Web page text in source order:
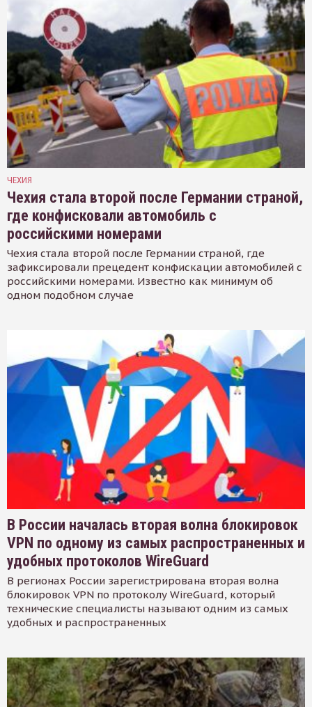
ЧЕХИЯ
Чехия стала второй после Германии страной,
где конфисковали автомобиль с
российскими номерами
Чехия стала второй после Германии страной, где
зафиксировали прецедент конфискации автомобилей с
российскими номерами. Известно как минимум об
одном подобном случае
В России началась вторая волна блокировок
VPN по одному из самых распространенных и
удобных протоколов WireGuard
В регионах России зарегистрирована вторая волна
блокировок VPN по протоколу WireGuard, который
технические специалисты называют одним из самых
удобных и распространенных